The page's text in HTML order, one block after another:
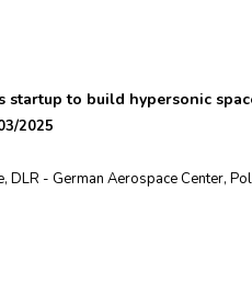
startup to build hypersonic
2025
, DLR - German Aerospace Center,